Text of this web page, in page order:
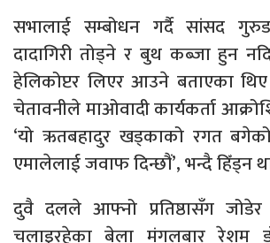
सभालाई सम्बोधन गर्दै सांसद
दादागिरी तोड्ने र बुथ कब्जा हुन
हेलिकोप्टर लिएर आउने बताएका
चेतावनीले माओवादी कार्यकर्ता
‘यो ऋतबहादुर खड्काको रगत
एमालेलाई जवाफ दिन्छौं’, भन्दै हिँड्न
दुवै दलले आफ्नो प्रतिष्ठासँग जोडेर
चलाइरहेका बेला मंगलबार रेशम